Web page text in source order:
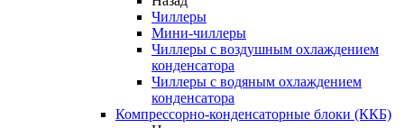
Чиллеры
Мини-чиллеры
Чиллеры с воздушным охлаждением
конденсатора
Чиллеры с водяным охлаждением
конденсатора
Компрессорно-конденсаторные блоки (ККБ)